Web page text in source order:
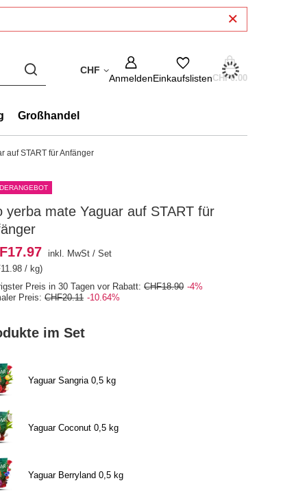
CHF
AnmeldenEinkaufslistenCHF0.00
Großhandel
auf START für Anfänger
yerba mate Yaguar auf START für
im Set
Yaguar Sangria 0,5 kg
Yaguar Coconut 0,5 kg
Yaguar Berryland 0,5 kg
inkl. MwSt /Set
/ kg)
Preis in 30 Tagen vor Rabatt:CHF18.90 -4%
Preis:CHF20.11 -10.64%